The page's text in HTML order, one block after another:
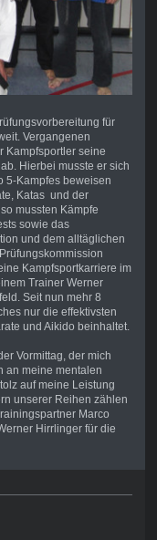
für
Vergangenen
Kampfsportler seine
Hierbei musste er sich
5-Kampfes beweisen
Katas und der
mussten Kämpfe
sowie das
und dem alltäglichen
Kampfsportkarriere im
Trainer Werner
Seit nun mehr 8
nur die effektivsten
und Aikido beinhaltet.
Vormittag, der mich
an meine mentalen
auf meine Leistung
unserer Reihen zählen
Marco
Hirrlinger für die